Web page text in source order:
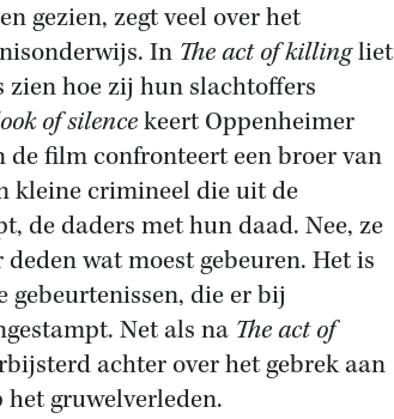
gezien, zegt veel over het
In The act of killingliet
hoe zij hun slachtoffers
of silencekeert Oppenheimer
de film confronteert een broer van
kleine crimineel die uit de
de daders met hun daad. Nee, ze
wat moest gebeuren. Het is
gebeurtenissen, die er bij
Net als na The act of
achter over het gebrek aan
gruwelverleden.